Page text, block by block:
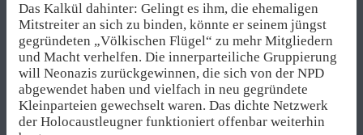
Das Kalkül dahinter: Gelingt es ihm, die ehemaligen
Mitstreiter an sich zu binden, könnte er seinem jüngst
gegründeten „Völkischen Flügel“ zu mehr Mitgliedern
und Macht verhelfen. Die innerparteiliche Gruppierung
will Neonazis zurückgewinnen, die sich von der NPD
abgewendet haben und vielfach in neu gegründete
Kleinparteien gewechselt waren. Das dichte Netzwerk
der Holocaustleugner funktioniert offenbar weiterhin